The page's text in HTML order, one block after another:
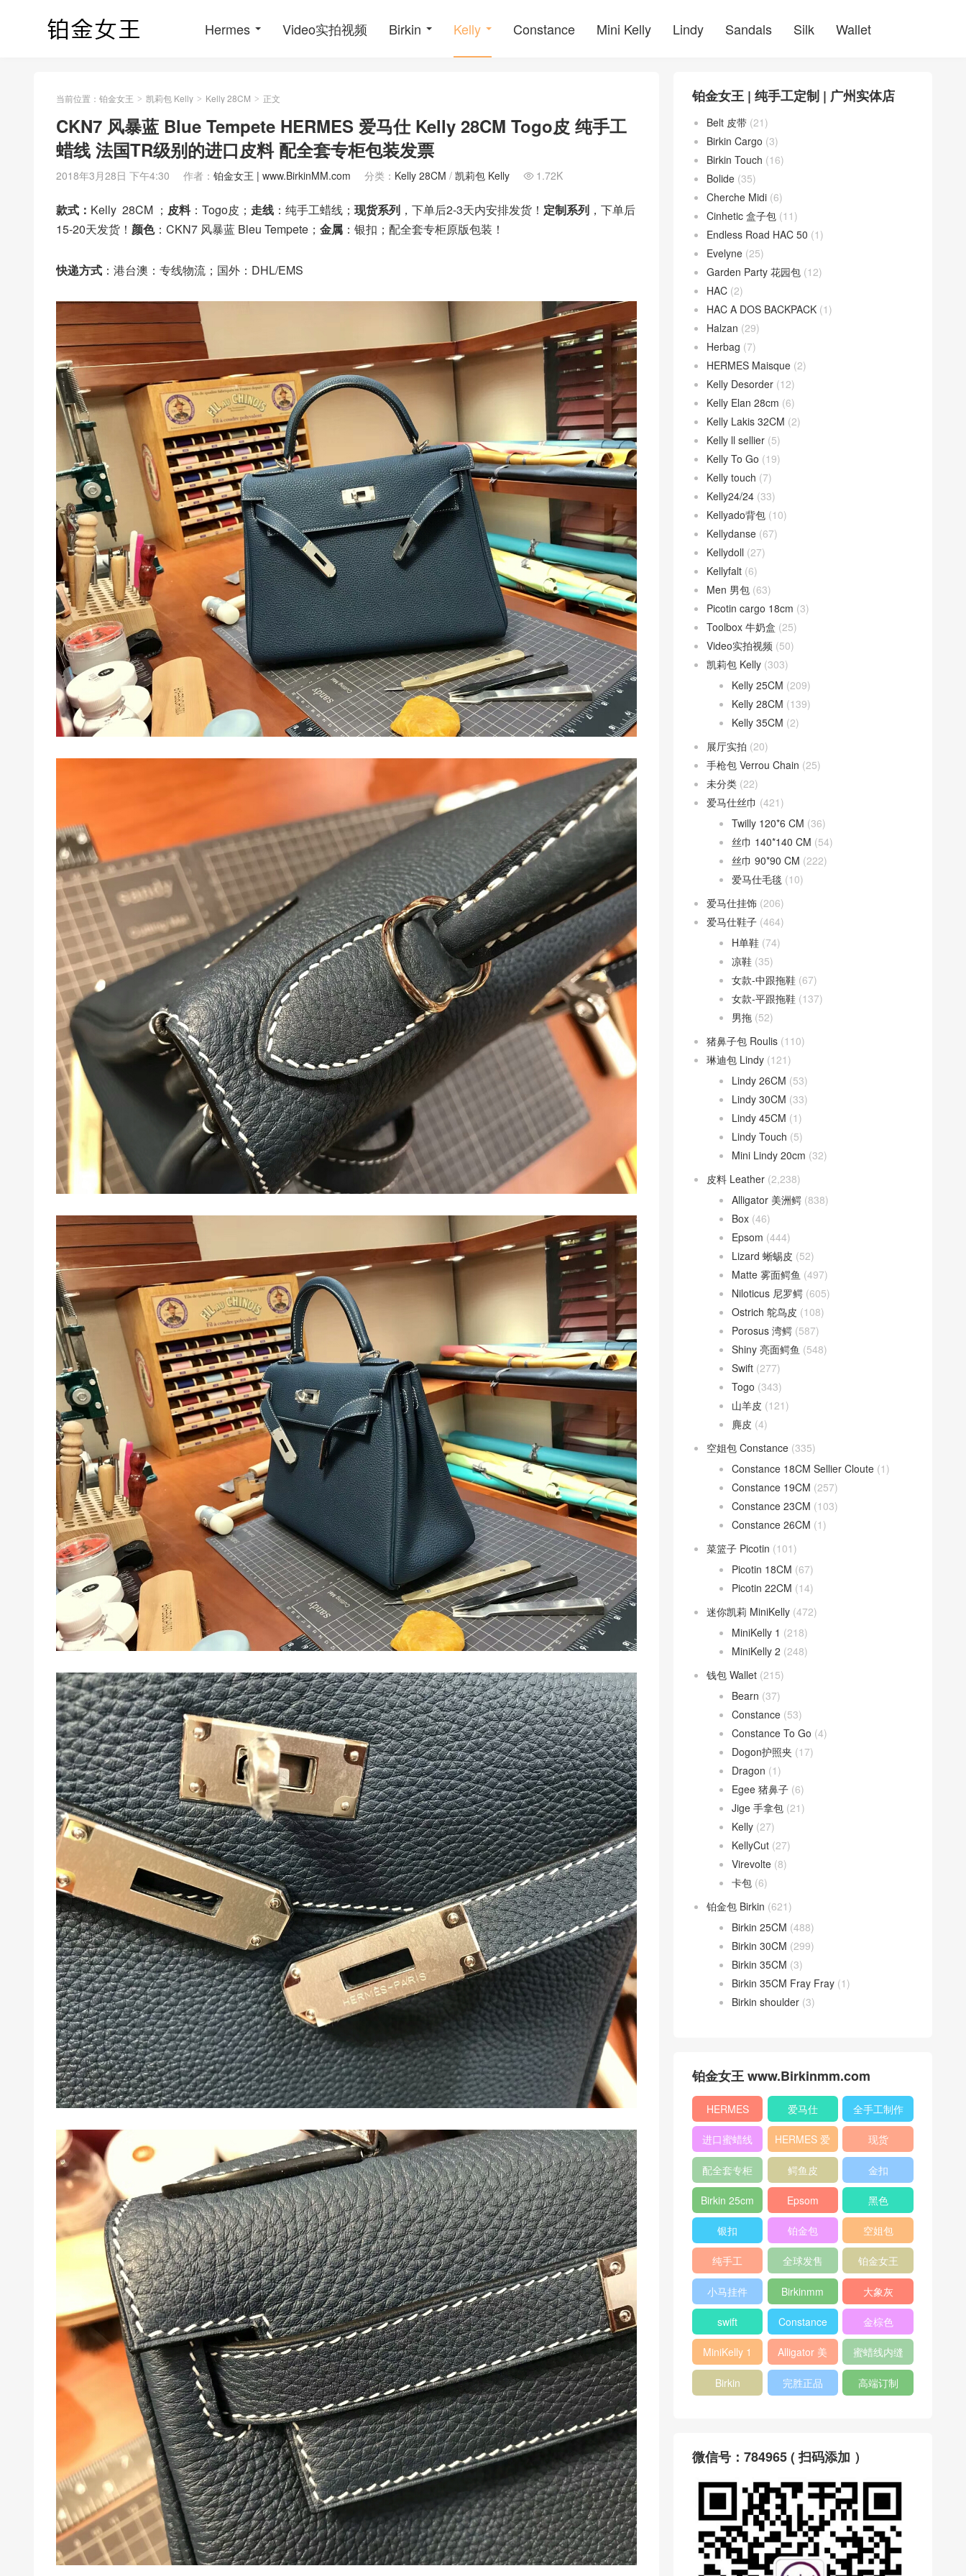
Hermes Video实拍视频 Birkin Kelly Constance Mini Kelly Lindy Sandals Silk Wallet
当前位置： 铂金女王 > 凯莉包 Kelly > Kelly 28CM > 正文
CKN7 风暴蓝 Blue Tempete HERMES 爱马仕 Kelly 28CM Togo皮 纯手工
蜡线 法国TR级别的进口皮料 配全套专柜包装发票
2018年3月28日 下午4:30 作者： 铂金女王 | www.BirkinMM.com 分类： Kelly 28CM / 凯莉包 Kelly  1.72K
款式： Kelly 28CM ； 皮料：Togo皮； 走线 ：纯手工蜡线； 现货系列 ，下单后2-3天内安排发货！ 定制系列 ，下单后
15-20天发货！ 颜色：CKN7 风暴蓝 Bleu Tempete； 金属 ：银扣；配全套专柜原版包装！
快递方式 ：港台澳：专线物流；国外：DHL/EMS
铂金女王 | 纯手工定制 | 广州实体店
Belt 皮带 (21)
Birkin Cargo (3)
Birkin Touch (16)
Bolide (35)
Cherche Midi (6)
Cinhetic 盒子包 (11)
Endless Road HAC 50 (1)
Evelyne (25)
Garden Party 花园包 (12)
HAC (2)
HAC A DOS BACKPACK (1)
Halzan (29)
Herbag (7)
HERMES Maisque (2)
Kelly Desorder (12)
Kelly Elan 28cm (6)
Kelly Lakis 32CM (2)
Kelly ll sellier (5)
Kelly To Go (19)
Kelly touch (7)
Kelly24/24 (33)
Kellyado背包 (10)
Kellydanse (67)
Kellydoll (27)
Kellyfalt (6)
Men 男包 (63)
Picotin cargo 18cm (3)
Toolbox 牛奶盒 (25)
Video实拍视频 (50)
凯莉包 Kelly (303)
Kelly 25CM (209)
Kelly 28CM (139)
Kelly 35CM (2)
展厅实拍 (20)
手枪包 Verrou Chain (25)
未分类 (22)
爱马仕丝巾 (421)
Twilly 120*6 CM (36)
丝巾 140*140 CM (54)
丝巾 90*90 CM (222)
爱马仕毛毯 (10)
爱马仕挂饰 (206)
爱马仕鞋子 (464)
H单鞋 (74)
凉鞋 (35)
女款-中跟拖鞋 (67)
女款-平跟拖鞋 (137)
男拖 (52)
猪鼻子包 Roulis (110)
琳迪包 Lindy (121)
Lindy 26CM (53)
Lindy 30CM (33)
Lindy 45CM (1)
Lindy Touch (5)
Mini Lindy 20cm (32)
皮料 Leather (2,238)
Alligator 美洲鳄 (838)
Box (46)
Epsom (444)
Lizard 蜥蜴皮 (52)
Matte 雾面鳄鱼 (497)
Niloticus 尼罗鳄 (605)
Ostrich 鸵鸟皮 (108)
Porosus 湾鳄 (587)
Shiny 亮面鳄鱼 (548)
Swift (277)
Togo (343)
山羊皮 (121)
麂皮 (4)
空姐包 Constance (335)
Constance 18CM Sellier Cloute (1)
Constance 19CM (257)
Constance 23CM (103)
Constance 26CM (1)
菜篮子 Picotin (101)
Picotin 18CM (67)
Picotin 22CM (14)
迷你凯莉 MiniKelly (472)
MiniKelly 1 (218)
MiniKelly 2 (248)
钱包 Wallet (215)
Bearn (37)
Constance (53)
Constance To Go (4)
Dogon护照夹 (17)
Dragon (1)
Egee 猪鼻子 (6)
Jige 手拿包 (21)
Kelly (27)
KellyCut (27)
Virevolte (8)
卡包 (6)
铂金包 Birkin (621)
Birkin 25CM (488)
Birkin 30CM (299)
Birkin 35CM (3)
Birkin 35CM Fray Fray (1)
Birkin shoulder (3)
铂金女王 www.Birkinmm.com
HERMES 爱马仕 全手工制作
进口蜜蜡线
HERMES 爱
马仕
现货
配全套专柜
原版包装
鳄鱼皮 金扣
Birkin 25cm Epsom 黑色
银扣 铂金包 空姐包
纯手工 全球发售 铂金女王
小马挂件 Birkinmm 大象灰
swift Constance 金棕色
MiniKelly 1
Alligator 美
洲鳄
蜜蜡线内缝
Birkin 完胜正品 高端订制
微信号：784965 ( 扫码添加 ）